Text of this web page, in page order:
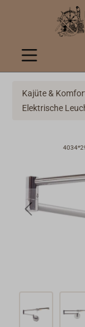
springen
Kajüte &
Elektrische